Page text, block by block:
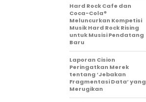
Hard Rock Cafe dan
Coca-Cola®
Meluncurkan Kompetisi
Musik Hard Rock Rising
untuk Musisi Pendatang
Baru
Laporan Cision
Peringatkan Merek
tentang ‘Jebakan
Fragmentasi Data’ yang
Merugikan